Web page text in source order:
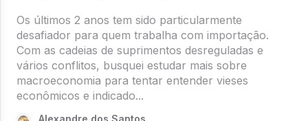
Os últimos 2 anos tem sido particularmente
desafiador para quem trabalha com importação.
Com as cadeias de suprimentos desreguladas e
vários conflitos, busquei estudar mais sobre
macroeconomia para tentar entender vieses
econômicos e indicado...
Alexandre dos Santos